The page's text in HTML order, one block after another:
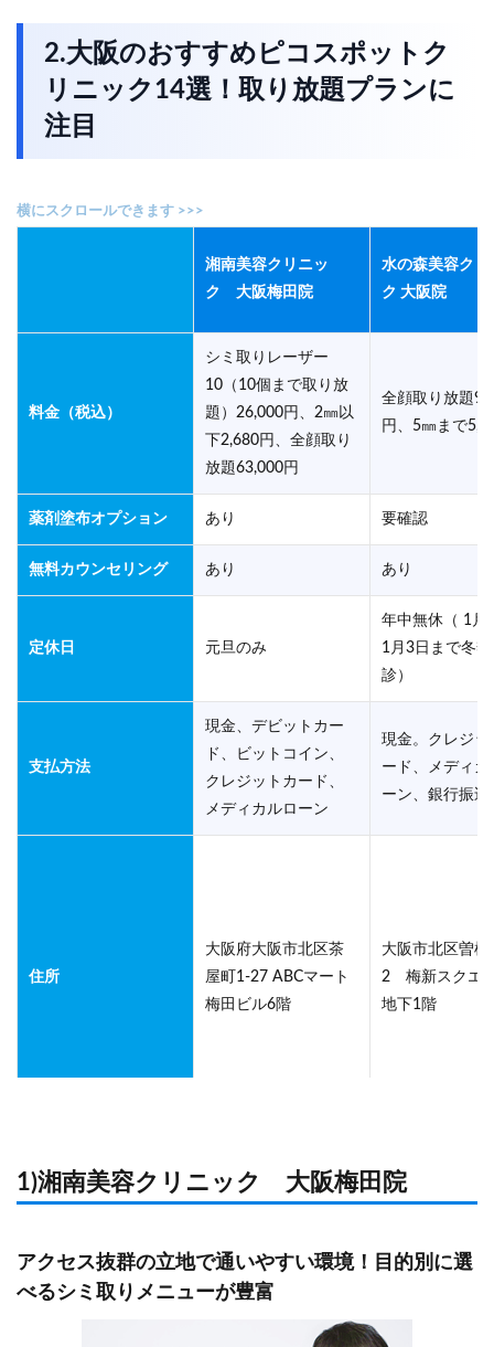
2.大阪のおすすめピコスポットク
リニック14選！取り放題プランに
注目
湘南美容クリニッ
ク 大阪梅田 院
水の森美容クリ
ク 大阪院
料金（税込）
シミ取りレーザー
10（10個まで取り放
題）26,000円、2㎜以
下2,680円、全顔取り
放題63,000円
全顔取り放題
円、5㎜まで
薬剤塗布オプション あり 要確認
無料カウンセリング あり あり
定休日 元旦のみ
年中無休（ 1月
1月3日まで冬
診）
支払方法
現金、デビットカー
ド、ビットコイン、
クレジットカード、
メディカルローン
現金。クレジッ
ード、メディカ
ーン、銀行振込
住所
大阪府大阪市北区茶
屋町1‐27 ABCマート
梅田ビル6階
大阪市北区曽根
2 梅新スクエ
地下1階
JR「大阪駅」より徒
JR「北新地駅」
1)湘南美容クリニック 大阪梅田院
アクセス抜群の立地で通いやすい環境！目的別に選
べるシミ取りメニューが豊富